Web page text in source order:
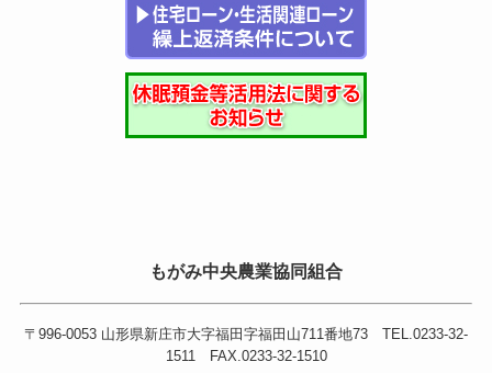
もがみ中央農業協同組合
〒996-0053 山形県新庄市大字福田字福田山711番地73 TEL.0233-32-
1511 FAX.0233-32-1510